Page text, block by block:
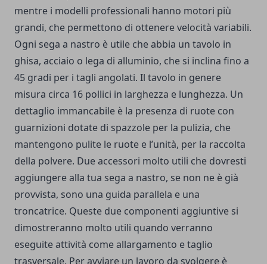
mentre i modelli professionali hanno motori più
grandi, che permettono di ottenere velocità variabili.
Ogni sega a nastro è utile che abbia un tavolo in
ghisa, acciaio o lega di alluminio, che si inclina fino a
45 gradi per i tagli angolati. Il tavolo in genere
misura circa 16 pollici in larghezza e lunghezza. Un
dettaglio immancabile è la presenza di ruote con
guarnizioni dotate di spazzole per la pulizia, che
mantengono pulite le ruote e l’unità, per la raccolta
della polvere. Due accessori molto utili che dovresti
aggiungere alla tua sega a nastro, se non ne è già
provvista, sono una guida parallela e una
troncatrice. Queste due componenti aggiuntive si
dimostreranno molto utili quando verranno
eseguite attività come allargamento e taglio
trasversale. Per avviare un lavoro da svolgere è